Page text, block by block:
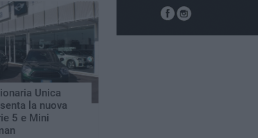
Unica
la nuova
5 e Mini